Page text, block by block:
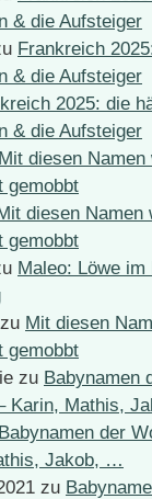
& die Aufsteiger
Frankreich
& die Aufsteiger
2025: die
& die Aufsteiger
Mit diesen Namen
gemobbt
diesen Namen
gemobbt
Maleo: Löwe im
zu Mit diesen
gemobbt
zu Babynamen
Karin, Mathis,
Babynamen der
Jakob, …
zu